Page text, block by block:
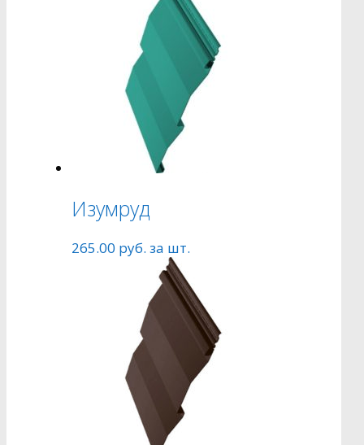
Изумруд
265.00 руб. за шт.